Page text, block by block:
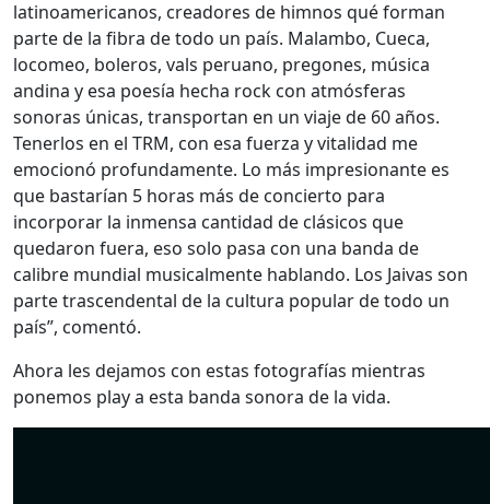
latinoamericanos, creadores de himnos qué forman
parte de la fibra de todo un país. Malambo, Cueca,
locomeo, boleros, vals peruano, pregones, música
andina y esa poesía hecha rock con atmósferas
sonoras únicas, transportan en un viaje de 60 años.
Tenerlos en el TRM, con esa fuerza y vitalidad me
emocionó profundamente. Lo más impresionante es
que bastarían 5 horas más de concierto para
incorporar la inmensa cantidad de clásicos que
quedaron fuera, eso solo pasa con una banda de
calibre mundial musicalmente hablando. Los Jaivas son
parte trascendental de la cultura popular de todo un
país”, comentó.
Ahora les dejamos con estas fotografías mientras
ponemos play a esta banda sonora de la vida.